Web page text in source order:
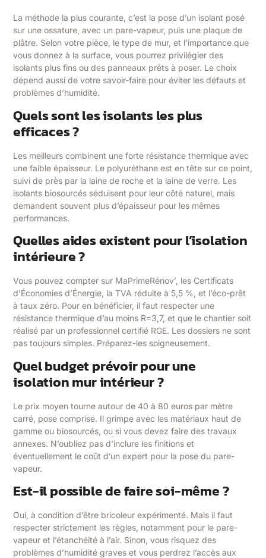
La méthode la plus courante, c’est la pose d’un isolant posé
sur une ossature, avec un pare-vapeur, puis une plaque de
plâtre. Selon votre pièce, le type de mur, et l’importance que
vous donnez à la surface, vous pourrez privilégier des
isolants plus fins ou des panneaux prêts à poser. Le choix
dépend aussi de votre savoir-faire pour éviter les défauts et
problèmes d’humidité.
Quels sont les isolants les plus
efficaces ?
Les meilleurs combinent une forte résistance thermique avec
une faible épaisseur. Le polyuréthane est en tête sur ce point,
suivi de près par la laine de roche et la laine de verre. Les
isolants biosourcés séduisent pour leur côté naturel, mais
demandent souvent plus d’épaisseur pour les mêmes
performances.
Quelles aides existent pour l’isolation
intérieure ?
Vous pouvez compter sur MaPrimeRénov’, les Certificats
d’Économies d’Énergie, la TVA réduite à 5,5 %, et l’éco-prêt
à taux zéro. Pour en bénéficier, il faut respecter une
résistance thermique d’au moins R=3,7, et que le chantier soit
réalisé par un professionnel certifié RGE. Les dossiers ne sont
pas toujours simples. Préparez-les soigneusement.
Quel budget prévoir pour une
isolation mur intérieur ?
Le prix moyen tourne autour de 40 à 80 euros par mètre
carré, pose comprise. Il grimpe avec les matériaux haut de
gamme ou biosourcés, ou si vous devez faire des travaux
annexes. N’oubliez pas d’inclure les finitions et
éventuellement le coût d’un expert pour la pose du pare-
vapeur.
Est-il possible de faire soi-même ?
Oui, à condition d’être bricoleur expérimenté. Mais il faut
respecter strictement les règles, notamment pour le pare-
vapeur et l’étanchéité à l’air. Sinon, vous risquez des
problèmes d’humidité graves et vous perdrez l’accès aux